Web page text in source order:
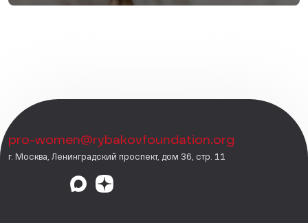
pro-women@rybakovfoundation.org
г. Москва, Ленинградский проспект, дом 36, стр. 11